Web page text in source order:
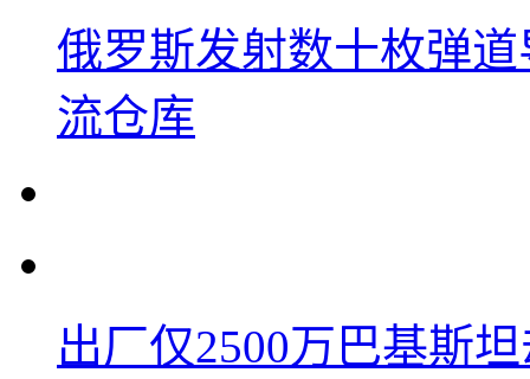
俄罗斯发射数十枚弹
流仓库
出厂仅2500万巴基斯